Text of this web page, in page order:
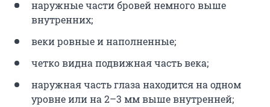
наружные части бровей немного выше
внутренних;
веки ровные и наполненные;
четко видна подвижная часть века;
наружная часть глаза находится на одном
уровне или на 2–3 мм выше внутренней;